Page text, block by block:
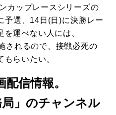
カップレースシリーズの
予選、14日(日)に決勝レー
運べない人には、
されるので、接戦必死の
らいたい。
信情報。
局」のチャンネル